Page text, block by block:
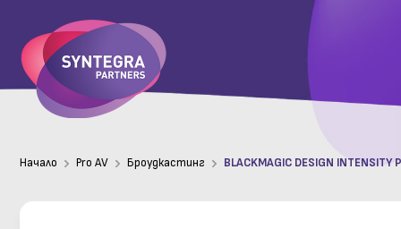
Начало Pro AV Броудкастинг BLACKMAGIC DESIGN INTENSITY